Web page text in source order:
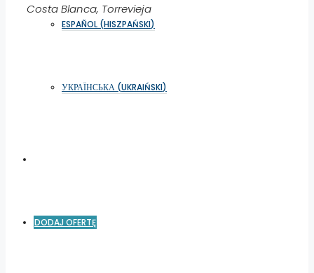
ESPAÑOL (HISZPAŃSKI)
УКРАЇНСЬКА (UKRAIŃSKI)
DODAJ OFERTĘ
Costa Blanca, Torrevieja